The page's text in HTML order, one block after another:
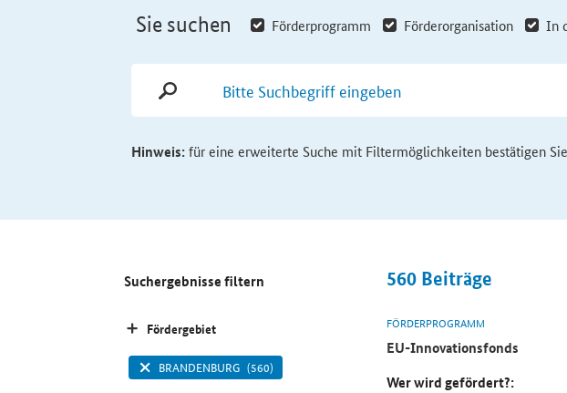
Sie suchen Förderprogramm Förderorganisation In
Hinweis:für eine erweiterte Suche mit Filtermöglichkeiten bestätigen
560 Beiträge
FÖRDERPROGRAMM
EU-Innovationsfonds
Wer wird gefördert?:
Suchergebnisse filtern
Fördergebiet
BRANDENBURG (560)